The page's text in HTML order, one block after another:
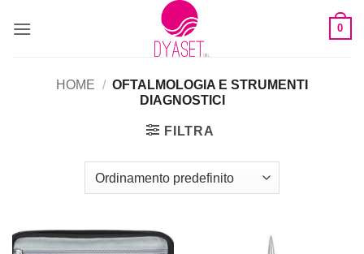
0
HOME / OFTALMOLOGIA E STRUMENTI
DIAGNOSTICI
FILTRA